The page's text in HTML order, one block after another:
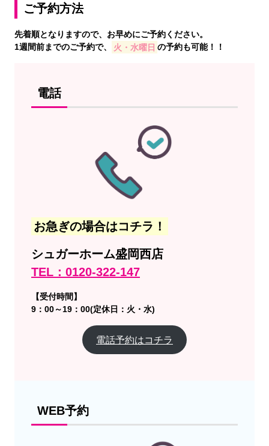
ご予約方法
先着順となりますので、お早めにご予約ください。
1週間前までのご予約で、
火・水曜日 の予約も可能！！
電話
お急ぎの場合はコチラ！
シュガーホーム盛岡西店
TEL：0120-322-147
【受付時間】
9：00～19：00(定休日：火・水)
電話予約はコチラ
WEB予約